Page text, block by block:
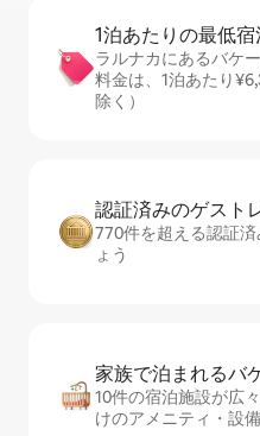
1泊あたりの最⁠低⁠
ラルナカにあるバケ
料金は、1泊あたり
除く）
認証済みのゲ⁠ス⁠ト⁠
770件を超える認証
ょう
家族で泊まれるバ⁠
10件の宿泊施設が広
けのアメニティ・設